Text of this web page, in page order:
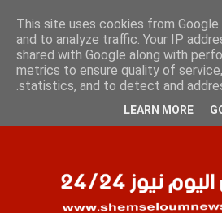
This site uses cookies from
and to analyze traffic. Your IP
shared with Google along with
metrics to ensure quality of
statistics, and to detect and
LEARN MORE